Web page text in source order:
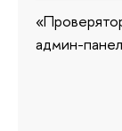
админ-